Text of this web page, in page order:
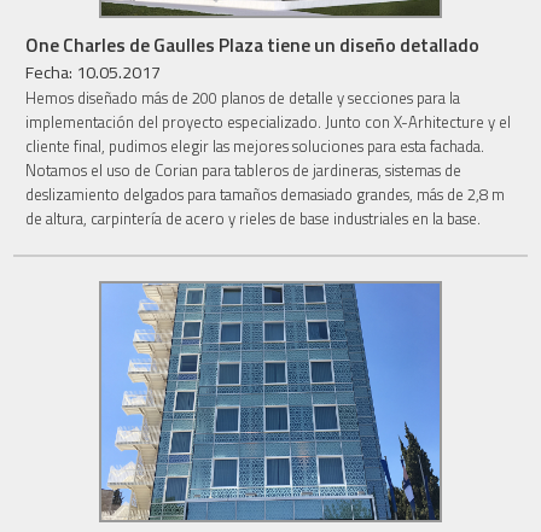
One Charles de Gaulles Plaza tiene un diseño detallado
Fecha: 10.05.2017
Hemos diseñado más de 200 planos de detalle y secciones para la
implementación del proyecto especializado. Junto con X-Arhitecture y el
cliente final, pudimos elegir las mejores soluciones para esta fachada.
Notamos el uso de Corian para tableros de jardineras, sistemas de
deslizamiento delgados para tamaños demasiado grandes, más de 2,8 m
de altura, carpintería de acero y rieles de base industriales en la base.